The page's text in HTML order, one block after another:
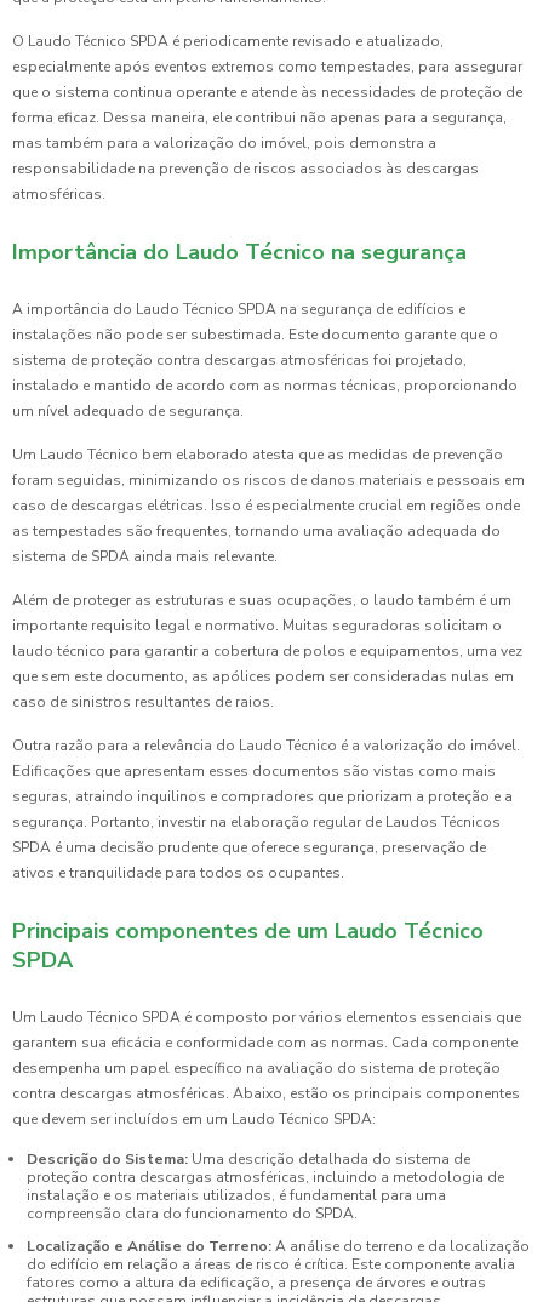
O Laudo Técnico SPDA é periodicamente revisado e atualizado,
especialmente após eventos extremos como tempestades, para assegurar
que o sistema continua operante e atende às necessidades de proteção de
forma eficaz. Dessa maneira, ele contribui não apenas para a segurança,
mas também para a valorização do imóvel, pois demonstra a
responsabilidade na prevenção de riscos associados às descargas
atmosféricas.
Importância do Laudo Técnico na segurança
A importância do Laudo Técnico SPDA na segurança de edifícios e
instalações não pode ser subestimada. Este documento garante que o
sistema de proteção contra descargas atmosféricas foi projetado,
instalado e mantido de acordo com as normas técnicas, proporcionando
um nível adequado de segurança.
Um Laudo Técnico bem elaborado atesta que as medidas de prevenção
foram seguidas, minimizando os riscos de danos materiais e pessoais em
caso de descargas elétricas. Isso é especialmente crucial em regiões onde
as tempestades são frequentes, tornando uma avaliação adequada do
sistema de SPDA ainda mais relevante.
Além de proteger as estruturas e suas ocupações, o laudo também é um
importante requisito legal e normativo. Muitas seguradoras solicitam o
laudo técnico para garantir a cobertura de polos e equipamentos, uma vez
que sem este documento, as apólices podem ser consideradas nulas em
caso de sinistros resultantes de raios.
Outra razão para a relevância do Laudo Técnico é a valorização do imóvel.
Edificações que apresentam esses documentos são vistas como mais
seguras, atraindo inquilinos e compradores que priorizam a proteção e a
segurança. Portanto, investir na elaboração regular de Laudos Técnicos
SPDA é uma decisão prudente que oferece segurança, preservação de
ativos e tranquilidade para todos os ocupantes.
Principais componentes de um Laudo Técnico
SPDA
Um Laudo Técnico SPDA é composto por vários elementos essenciais que
garantem sua eficácia e conformidade com as normas. Cada componente
desempenha um papel específico na avaliação do sistema de proteção
contra descargas atmosféricas. Abaixo, estão os principais componentes
que devem ser incluídos em um Laudo Técnico SPDA:
Descrição do Sistema: Uma descrição detalhada do sistema de
proteção contra descargas atmosféricas, incluindo a metodologia de
instalação e os materiais utilizados, é fundamental para uma
compreensão clara do funcionamento do SPDA.
Localização e Análise do Terreno:A análise do terreno e da localização
do edifício em relação a áreas de risco é crítica. Este componente avalia
fatores como a altura da edificação, a presença de árvores e outras